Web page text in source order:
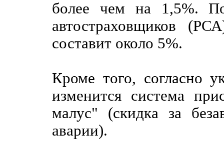
более чем на 1,5%.
автостраховщиков
составит около 5%.
Кроме того, согласно
изменится система
малус" (скидка за
аварии).